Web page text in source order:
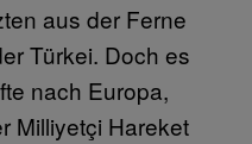
aus der Ferne
Türkei. Doch es
nach Europa,
Milliyetçi Hareket